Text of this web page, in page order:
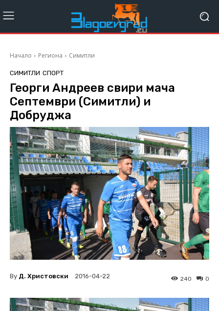
Начало Региона Симитли
СИМИТЛИ СПОРТ
Георги Андреев свири мача
Септември (Симитли) и
Добруджа
By Д. Христовски 2016-04-22 0
240